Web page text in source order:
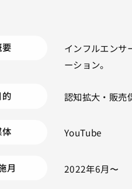
インフルエンサ
ーション。
的 認知拡大・販売
YouTube
月 2022年6月〜